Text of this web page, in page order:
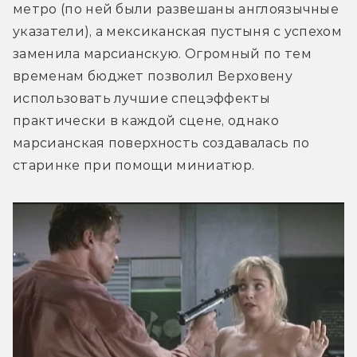
метро (по ней были развешаны англоязычные
указатели), а мексиканская пустыня с успехом
заменила марсианскую. Огромный по тем
временам бюджет позволил Верховену
использовать лучшие спецэффекты
практически в каждой сцене, однако
марсианская поверхность создавалась по
старинке при помощи миниатюр.